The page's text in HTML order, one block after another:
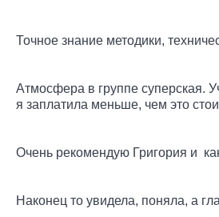
Точное знание методики,
Атмосфера в группе суперская.
я заплатила меньше, чем это
Очень рекомендую Григория и
Наконец то увидела, поняла, а